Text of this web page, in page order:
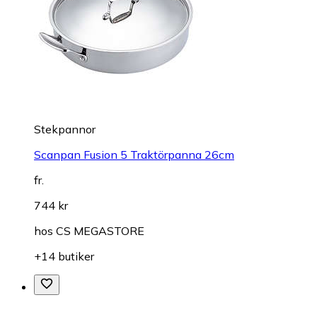
Stekpannor
Scanpan Fusion 5 Traktörpanna 26cm
fr.
744 kr
hos CS MEGASTORE
+14 butiker